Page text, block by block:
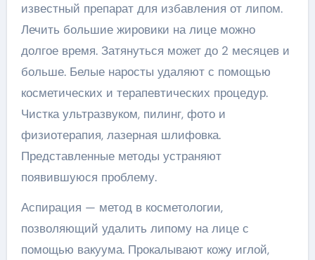
известный препарат для избавления от липом.
Лечить большие жировики на лице можно
долгое время. Затянуться может до 2 месяцев и
больше. Белые наросты удаляют с помощью
косметических и терапевтических процедур.
Чистка ультразвуком, пилинг, фото и
физиотерапия, лазерная шлифовка.
Представленные методы устраняют
появившуюся проблему.
Аспирация — метод в косметологии,
позволяющий удалить липому на лице с
помощью вакуума. Прокалывают кожу иглой,